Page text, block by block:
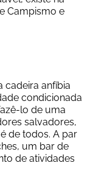
Campismo e
cadeira anfíbia
condicionada
lo de uma
salvadores,
de todos. A par
um bar de
de atividades